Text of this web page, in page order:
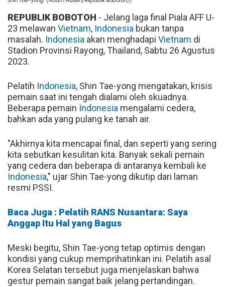
REPUBLIK BOBOTOH - Jelang laga final Piala AFF U-
23 melawan Vietnam, Indonesia bukan tanpa
masalah. Indonesia akan menghadapi Vietnam di
Stadion Provinsi Rayong, Thailand, Sabtu 26 Agustus
2023.
Pelatih Indonesia, Shin Tae-yong mengatakan, krisis
pemain saat ini tengah dialami oleh skuadnya.
Beberapa pemain Indonesia mengalami cedera,
bahkan ada yang pulang ke tanah air.
"Akhirnya kita mencapai final, dan seperti yang sering
kita sebutkan kesulitan kita. Banyak sekali pemain
yang cedera dan beberapa di antaranya kembali ke
Indonesia," ujar Shin Tae-yong dikutip dari laman
resmi PSSI.
Baca Juga : Pelatih RANS Nusantara: Saya
Anggap Itu Hal yang Bagus
Meski begitu, Shin Tae-yong tetap optimis dengan
kondisi yang cukup memprihatinkan ini. Pelatih asal
Korea Selatan tersebut juga menjelaskan bahwa
gestur pemain sangat baik jelang pertandingan.